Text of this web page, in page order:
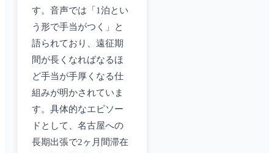
す。音声では「1泊とい
う形で手当がつく」と
語られており、遠征期
間が長くなればなるほ
ど手当が手厚くなる仕
組みが明かされていま
す。具体的なエピソー
ドとして、名古屋への
長期出張で2ヶ月間滞在